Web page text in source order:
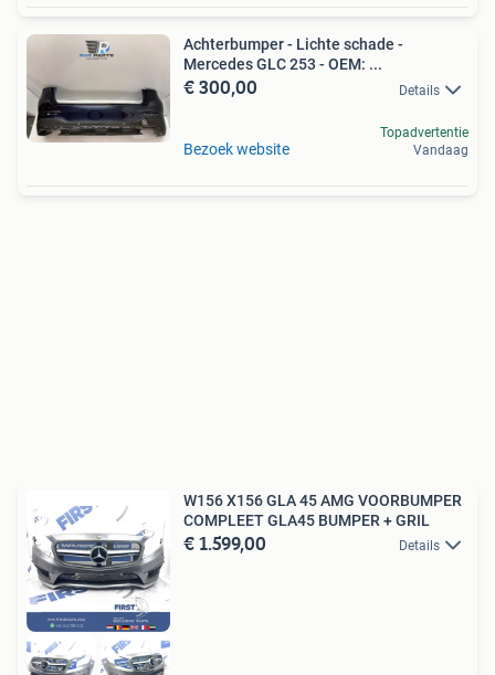
Achterbumper - Lichte schade -
Mercedes GLC 253 - OEM: ...
€ 300,00 Details
Bezoek website
Topadvertentie
Vandaag
W156 X156 GLA 45 AMG VOORBUMPER
COMPLEET GLA45 BUMPER + GRIL
€ 1.599,00 Details